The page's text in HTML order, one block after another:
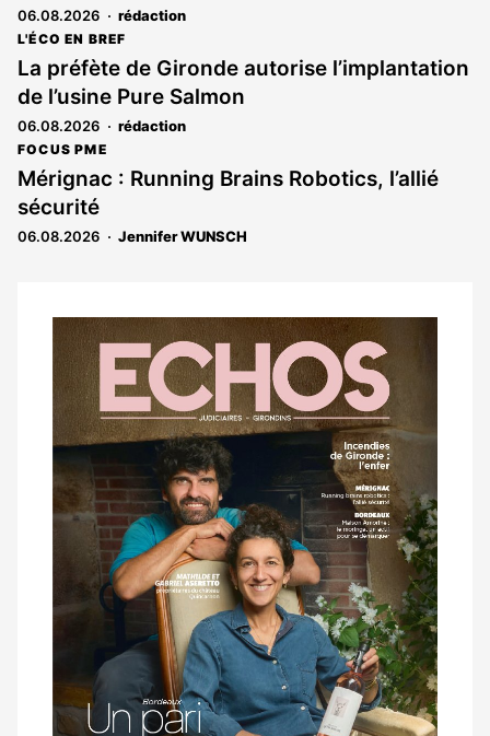
06.08.2026 rédaction
L'ÉCO EN BREF
La préfète de Gironde autorise l’implantation
de l’usine Pure Salmon
06.08.2026 rédaction
FOCUS PME
Mérignac : Running Brains Robotics, l’allié
sécurité
06.08.2026 Jennifer WUNSCH
Notre
dernier
magazine